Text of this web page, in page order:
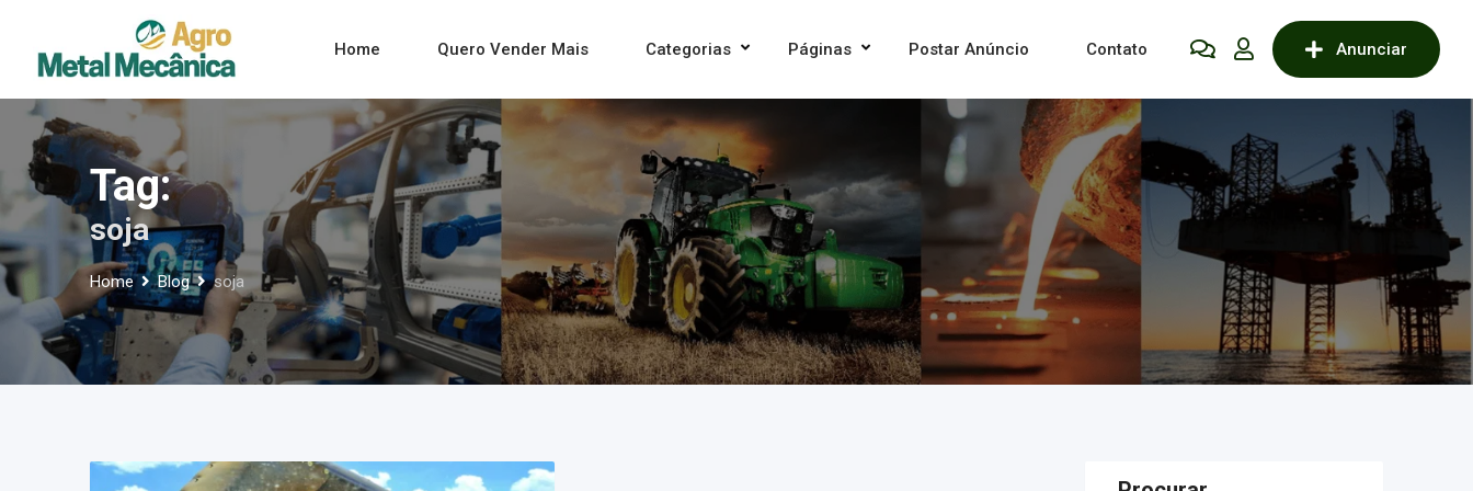
content
Anunciar
Home Quero Vender Mais Categorias Páginas Postar Anúncio Contato
Tag:
soja
Home Blog soja